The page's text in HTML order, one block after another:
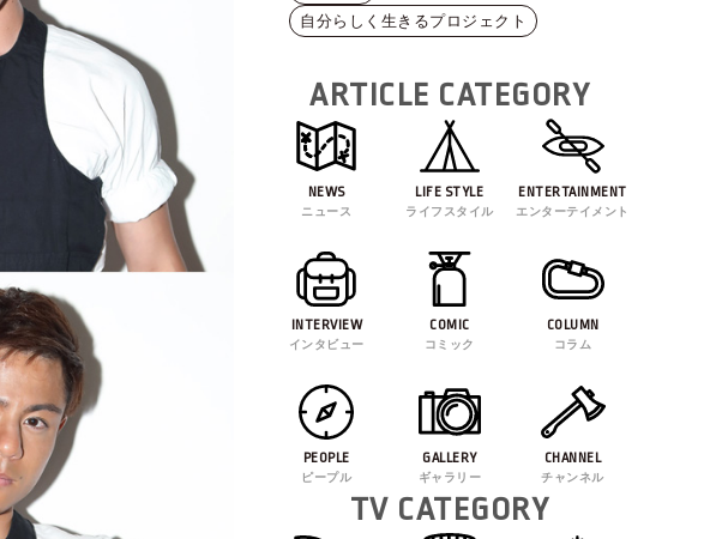
自分らしく生きるプロジェクト
ARTICLE CATEGORY
NEWS
ニュース
LIFE STYLE
ライフスタイル
ENTERTAINMENT
エンターテイメント
INTERVIEW
インタビュー
COMIC
コミック
COLUMN
コラム
PEOPLE
ピープル
GALLERY
ギャラリー
CHANNEL
チャンネル
TV CATEGORY